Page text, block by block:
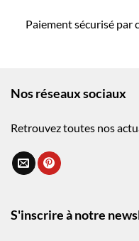
Paiement sécurisé par
Nos réseaux sociaux
Retrouvez toutes nos
S'inscrire à notre